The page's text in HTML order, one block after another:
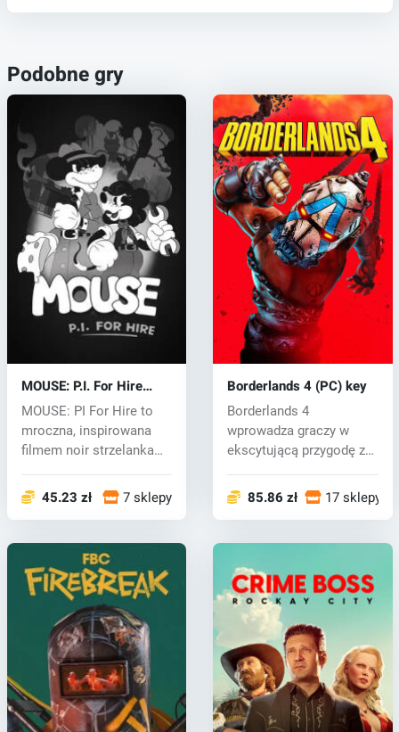
Podobne gry
MOUSE: P.I. For Hire
(PC) key
MOUSE: PI For Hire to
mroczna, inspirowana
filmem noir strzelanka
45.23 zł 7 sklepy
Borderlands 4 (PC) key
Borderlands 4
wprowadza graczy w
ekscytującą przygodę z
85.86 zł 17 sklepy